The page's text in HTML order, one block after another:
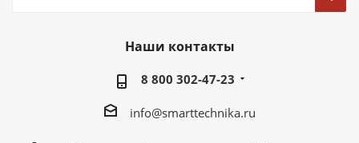
Наши контакты
8 800 302-47-23
info@smarttechnika.ru